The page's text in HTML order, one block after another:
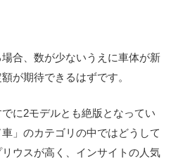
合、数が少ないうえに車体が新
が期待できるはずです。
に2モデルとも絶版となってい
」のカテゴリの中ではどうして
ウスが高く、インサイトの人気